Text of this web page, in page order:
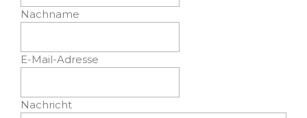
Nachname
E-Mail-Adresse
Nachricht